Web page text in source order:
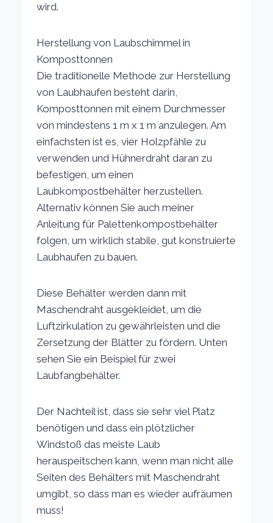
wird.
Herstellung von Laubschimmel in
Komposttonnen
Die traditionelle Methode zur Herstellung
von Laubhaufen besteht darin,
Komposttonnen mit einem Durchmesser
von mindestens 1 m x 1 m anzulegen. Am
einfachsten ist es, vier Holzpfähle zu
verwenden und Hühnerdraht daran zu
befestigen, um einen
Laubkompostbehälter herzustellen.
Alternativ können Sie auch meiner
Anleitung für Palettenkompostbehälter
folgen, um wirklich stabile, gut konstruierte
Laubhaufen zu bauen.
Diese Behälter werden dann mit
Maschendraht ausgekleidet, um die
Luftzirkulation zu gewährleisten und die
Zersetzung der Blätter zu fördern. Unten
sehen Sie ein Beispiel für zwei
Laubfangbehälter.
Der Nachteil ist, dass sie sehr viel Platz
benötigen und dass ein plötzlicher
Windstoß das meiste Laub
herauspeitschen kann, wenn man nicht alle
Seiten des Behälters mit Maschendraht
umgibt, so dass man es wieder aufräumen
muss!